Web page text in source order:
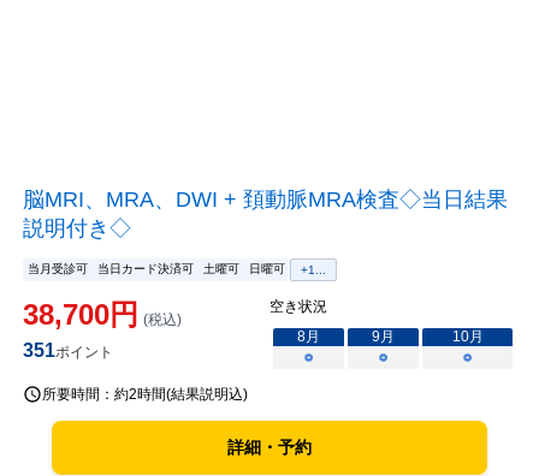
脳MRI、MRA、DWI + 頚動脈MRA検査◇当日結果
説明付き◇
当月受診可 当日カード決済可 土曜可 日曜可 +1...
38,700円 (税込)
351ポイント
空き状況
8月 9月 10月
○
○ ○
所要時間： 約2時間(結果説明込)
詳細・予約